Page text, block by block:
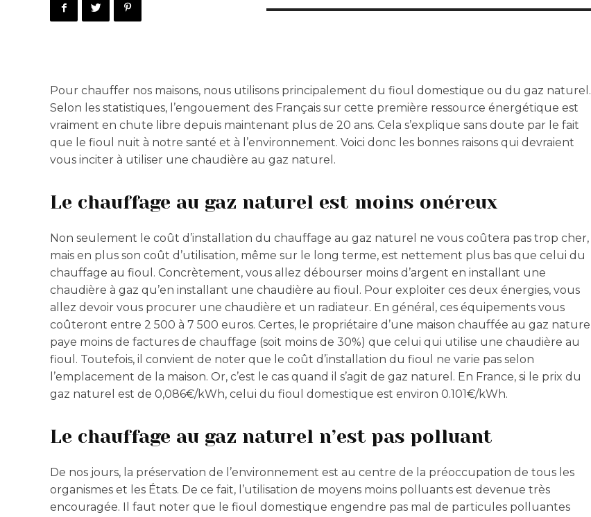
Pour chauffer nos maisons, nous utilisons principalement du fioul domestique ou du gaz naturel.
Selon les statistiques, l’engouement des Français sur cette première ressource énergétique est
vraiment en chute libre depuis maintenant plus de 20 ans. Cela s’explique sans doute par le fait
que le fioul nuit à notre santé et à l’environnement. Voici donc les bonnes raisons qui devraient
vous inciter à utiliser une chaudière au gaz naturel.
Le chauffage au gaz naturel est moins onéreux
Non seulement le coût d’installation du chauffage au gaz naturel ne vous coûtera pas trop cher,
mais en plus son coût d’utilisation, même sur le long terme, est nettement plus bas que celui du
chauffage au fioul. Concrètement, vous allez débourser moins d’argent en installant une
chaudière à gaz qu’en installant une chaudière au fioul. Pour exploiter ces deux énergies, vous
allez devoir vous procurer une chaudière et un radiateur. En général, ces équipements vous
coûteront entre 2 500 à 7 500 euros. Certes, le propriétaire d’une maison chauffée au gaz naturel
paye moins de factures de chauffage (soit moins de 30%) que celui qui utilise une chaudière au
fioul. Toutefois, il convient de noter que le coût d’installation du fioul ne varie pas selon
l’emplacement de la maison. Or, c’est le cas quand il s’agit de gaz naturel. En France, si le prix du
gaz naturel est de 0,086€/kWh, celui du fioul domestique est environ 0.101€/kWh.
Le chauffage au gaz naturel n’est pas polluant
De nos jours, la préservation de l’environnement est au centre de la préoccupation de tous les
organismes et les États. De ce fait, l’utilisation de moyens moins polluants est devenue très
encouragée. Il faut noter que le fioul domestique engendre pas mal de particules polluantes